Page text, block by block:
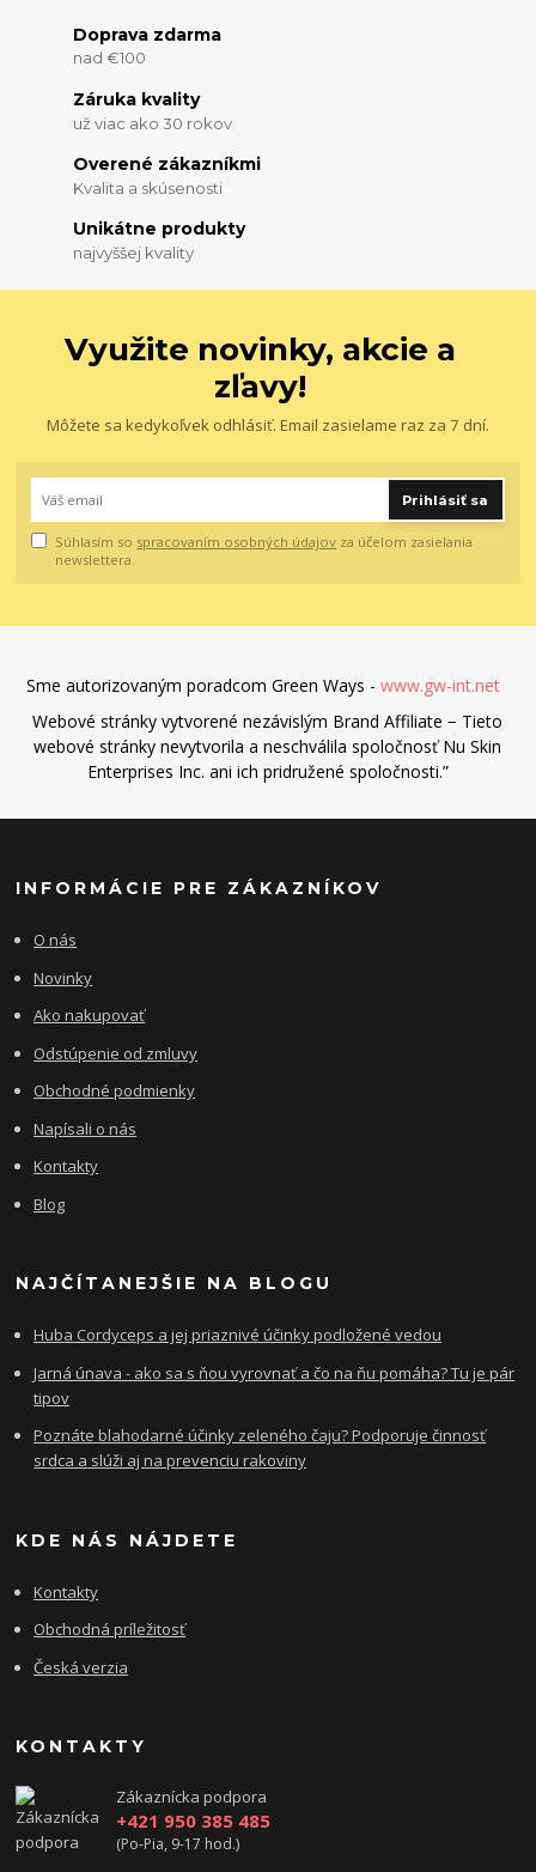
Doprava zdarma
nad €100
Záruka kvality
už viac ako 30 rokov
Overené zákazníkmi
Kvalita a skúsenosti
Unikátne produkty
najvyššej kvality
Využite novinky, akcie a
zľavy!
Môžete sa kedykoľvek odhlásiť. Email zasielame raz za 7 dní.
Prihlásiť sa
Súhlasím so spracovaním osobných údajov za účelom zasielania
newslettera.
Sme autorizovaným poradcom Green Ways - www.gw-int.net
Webové stránky vytvorené nezávislým Brand Affiliate − Tieto
webové stránky nevytvorila a neschválila spoločnosť Nu Skin
Enterprises Inc. ani ich pridružené spoločnosti.”
INFORMÁCIE PRE ZÁKAZNÍKOV
O nás
Novinky
Ako nakupovať
Odstúpenie od zmluvy
Obchodné podmienky
Napísali o nás
Kontakty
Blog
NAJČÍTANEJŠIE NA BLOGU
Huba Cordyceps a jej priaznivé účinky podložené vedou
Jarná únava - ako sa s ňou vyrovnať a čo na ňu pomáha? Tu je pár
tipov
Poznáte blahodarné účinky zeleného čaju? Podporuje činnosť
srdca a slúži aj na prevenciu rakoviny
KDE NÁS NÁJDETE
Kontakty
Obchodná príležitosť
Česká verzia
KONTAKTY
Zákaznícka podpora
+421 950 385 485
(Po-Pia, 9-17 hod.)